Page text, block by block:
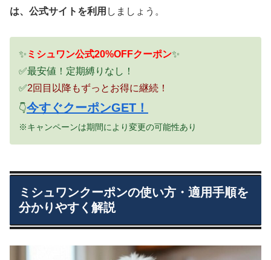
は、公式サイトを利用 しましょう。
✨ ミシュワン公式20%OFFクーポン✨
✅最安値！定期縛りなし！
✅2回目以降もずっとお得に継続！
👇今すぐクーポンGET！
※キャンペーンは期間により変更の可能性あり
ミシュワンクーポンの使い方・適用手順を
分かりやすく解説